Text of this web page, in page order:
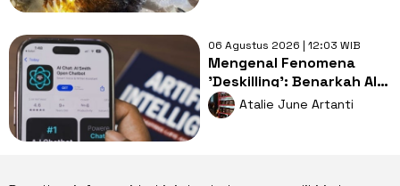
06 Agustus 2026 | 12:03 WIB
Mengenal Fenomena
'Deskilling': Benarkah AI
Perlahan Menurunkan
Keterampilan Berpikir
Atalie June Artanti